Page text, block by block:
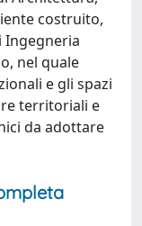
costruito,
nel quale
e gli spazi
territoriali e
da adottare